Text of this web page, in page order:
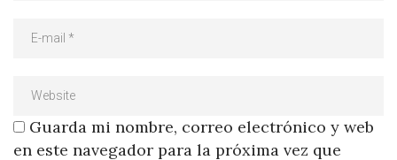
Guarda mi nombre, correo electrónico y web
en este navegador para la próxima vez que